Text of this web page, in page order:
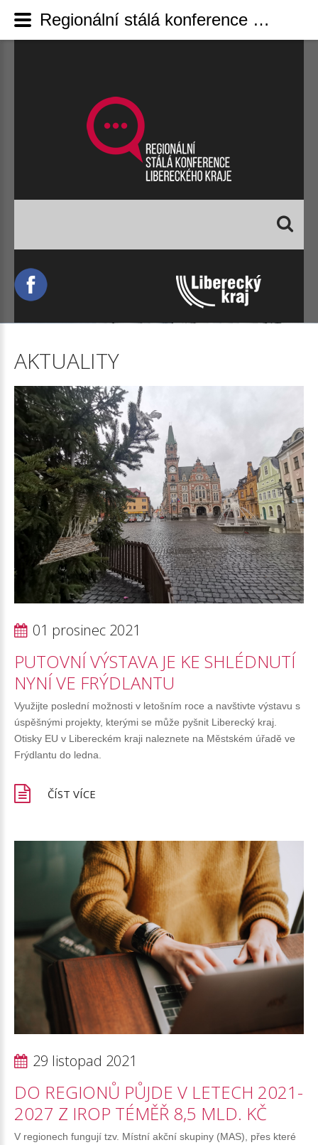
AKTUALITY
01 prosinec 2021
PUTOVNÍVÝSTAVA JE KE SHLÉDNUTÍ
NYNÍVE FRÝDLANTU
Využijte poslední možnosti v letošním roce a navštivte výstavu s
úspěšnými projekty, kterými se může pyšnit Liberecký kraj.
Otisky EU v Libereckém kraji naleznete na Městském úřadě ve
Frýdlantu do ledna.
ČÍST VÍCE
29 listopad 2021
DO REGIONŮ PŮJDE V LETECH 2021-
2027 Z IROP TÉMĚŘ 8,5 MLD. KČ
V regionech fungují tzv. Místní akční skupiny (MAS), přes které
Regionální stálá konference Libereckého kraje - Aktuality - Results from #600